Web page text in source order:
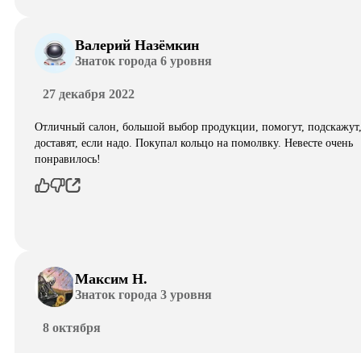
Валерий Назёмкин
Знаток города 6 уровня
27 декабря 2022
Отличный салон, большой выбор продукции, помогут, подскажут,
доставят, если надо. Покупал кольцо на помолвку. Невесте очень
понравилось!
Максим Н.
Знаток города 3 уровня
8 октября